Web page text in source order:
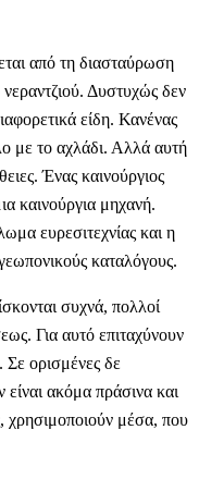
από τη διασταύρωση
Δυστυχώς δεν
είδη. Κανένας
με το αχλάδι. Αλλά αυτή
Ένας καινούργιος
καινούργια μηχανή.
ευρεσιτεχνίας και η
καταλόγους.
συχνά, πολλοί
Για αυτό επιταχύνουν
Σε ορισμένες δε
είναι ακόμα πράσινα και
μέσα, που